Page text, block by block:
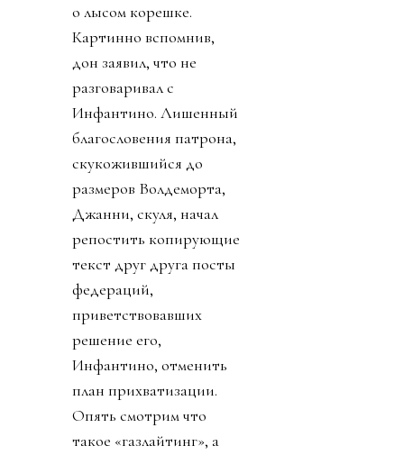
о лысом корешке.
Картинно вспомнив,
дон заявил, что не
разговаривал с
Инфантино. Лишенный
благословения патрона,
скукожившийся до
размеров Волдеморта,
Джанни, скуля, начал
репостить копирующие
текст друг друга посты
федераций,
приветствовавших
решение его,
Инфантино, отменить
план прихватизации.
Опять смотрим что
такое «газлайтинг», а